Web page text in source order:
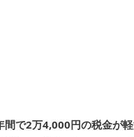
で2万4,000円の税金が